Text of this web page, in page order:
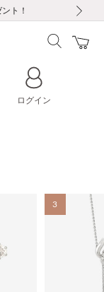
内響について
変更のお知らせ
案内
内に発送
ト！
ント
レゼント
内響について
ログイン
3